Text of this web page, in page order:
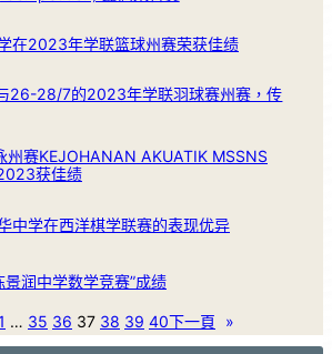
在2023年学联篮球州赛荣获佳绩
26-28/7的2023年学联羽球赛州赛，传
州赛KEJOHANAN AKUATIK MSSNS
获佳绩
中学在西洋棋学联赛的表现优异
润中学数学竞赛”成绩
… 35 36 37 38 39 40下一頁 »